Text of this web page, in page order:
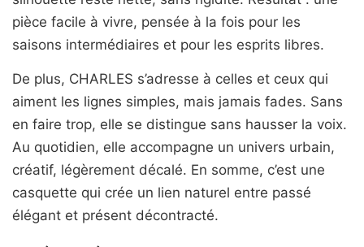
pièce facile à vivre, pensée à la fois pour les
saisons intermédiaires et pour les esprits libres.
De plus, CHARLES s’adresse à celles et ceux qui
aiment les lignes simples, mais jamais fades. Sans
en faire trop, elle se distingue sans hausser la voix.
Au quotidien, elle accompagne un univers urbain,
créatif, légèrement décalé. En somme, c’est une
casquette qui crée un lien naturel entre passé
élégant et présent décontracté.